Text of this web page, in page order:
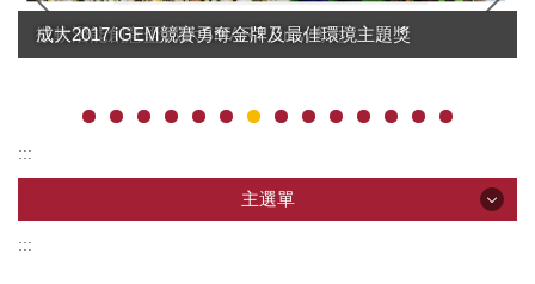
成大2017 iGEM競賽勇奪金牌及最佳環境主題獎
微軟潛能創意盃 成大SMART Crew奪冠
:::
主選單
:::